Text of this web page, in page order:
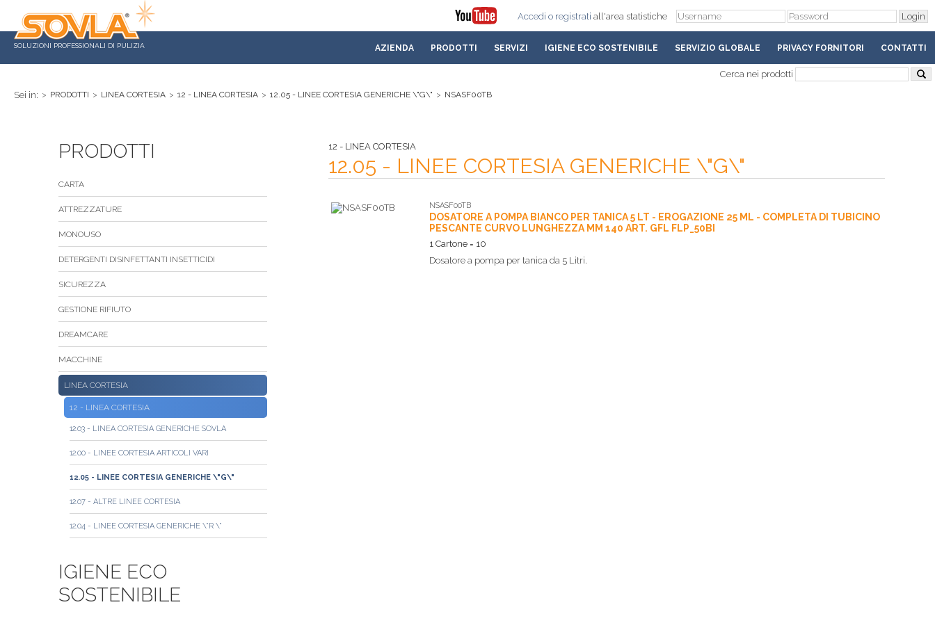
SOLUZIONI PROFESSIONALI DI PULIZIA
Accedi o registrati all'area statistiche
AZIENDA PRODOTTI SERVIZI IGIENE ECO SOSTENIBILE SERVIZIO GLOBALE PRIVACY FORNITORI CONTATTI
Cerca nei prodotti
Sei in: > PRODOTTI > LINEA CORTESIA > 12 - LINEA CORTESIA > 12.05 - LINEE CORTESIA GENERICHE \"G\" > NSASF00TB
PRODOTTI
CARTA
ATTREZZATURE
MONOUSO
DETERGENTI DISINFETTANTI INSETTICIDI
SICUREZZA
GESTIONE RIFIUTO
DREAMCARE
MACCHINE
LINEA CORTESIA
12 - LINEA CORTESIA
12.03 - LINEA CORTESIA GENERICHE SOVLA
12.00 - LINEE CORTESIA ARTICOLI VARI
12.05 - LINEE CORTESIA GENERICHE \"G\"
12.07 - ALTRE LINEE CORTESIA
12.04 - LINEE CORTESIA GENERICHE \"R \"
IGIENE ECO
SOSTENIBILE
12 - LINEA CORTESIA
12.05 - LINEE CORTESIA GENERICHE \"G\"
NSASF00TB
DOSATORE A POMPA BIANCO PER TANICA 5 LT - EROGAZIONE 25 ML - COMPLETA DI TUBICINO
PESCANTE CURVO LUNGHEZZA MM 140 ART. GFL FLP_50BI
1 Cartone = 10
Dosatore a pompa per tanica da 5 Litri.